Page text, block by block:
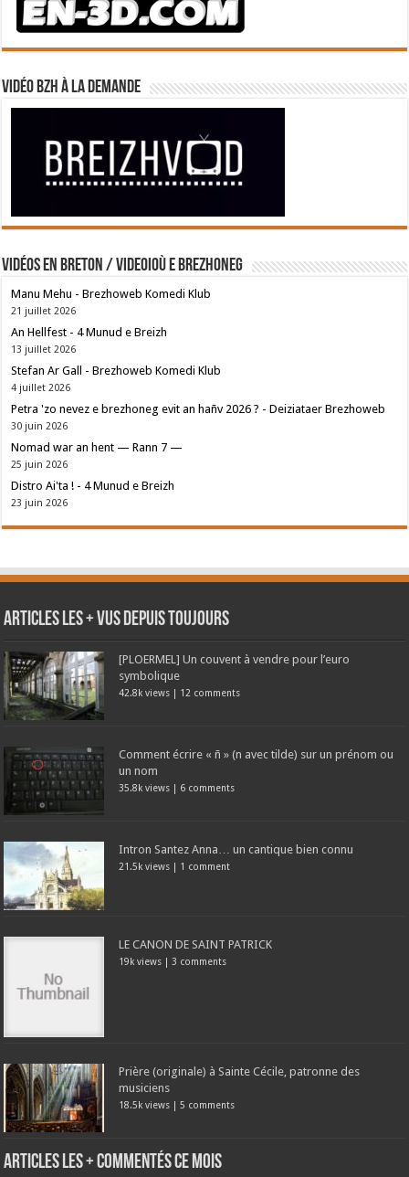
Vidéo BZH à la demande
Vidéos en breton / Videoioù e brezhoneg
Manu Mehu - Brezhoweb Komedi Klub
21 juillet 2026
An Hellfest - 4 Munud e Breizh
13 juillet 2026
Stefan Ar Gall - Brezhoweb Komedi Klub
4 juillet 2026
Petra 'zo nevez e brezhoneg evit an hañv 2026 ? - Deiziataer Brezhoweb
30 juin 2026
Nomad war an hent — Rann 7 —
25 juin 2026
Distro Ai'ta ! - 4 Munud e Breizh
23 juin 2026
Articles les + vus depuis toujours
[PLOERMEL] Un couvent à vendre pour l’euro
symbolique
42.8k views | 12 comments
Comment écrire « ñ » (n avec tilde) sur un prénom ou
un nom
35.8k views | 6 comments
Intron Santez Anna… un cantique bien connu
21.5k views | 1 comment
LE CANON DE SAINT PATRICK
19k views | 3 comments
Prière (originale) à Sainte Cécile, patronne des
musiciens
18.5k views |5 comments
Articles les + commentés ce mois